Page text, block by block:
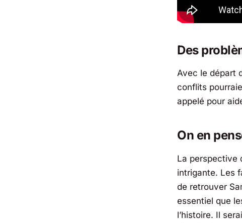
Des
Avec le départ
conflits
appelé pour
On en
La perspective
intrigante. Les
de retrouver
essentiel que
l’histoire. Il